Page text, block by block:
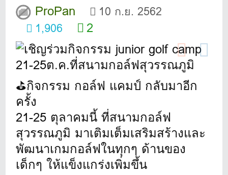
ProPan
10 ก.ย. 2562
1,906
2
⛳กิจกรรม กอล์ฟ แคมป์ กลับมาอีก
ครั้ง
21-25 ตุลาคมนี้ ที่สนามกอล์ฟ
สุวรรณภูมิ มาเติมเต็มเสริมสร้างและ
พัฒนาเกมกอล์ฟในทุกๆ ด้านของ
เด็กๆ ให้แข็งแกร่งเพิ่มขึ้น